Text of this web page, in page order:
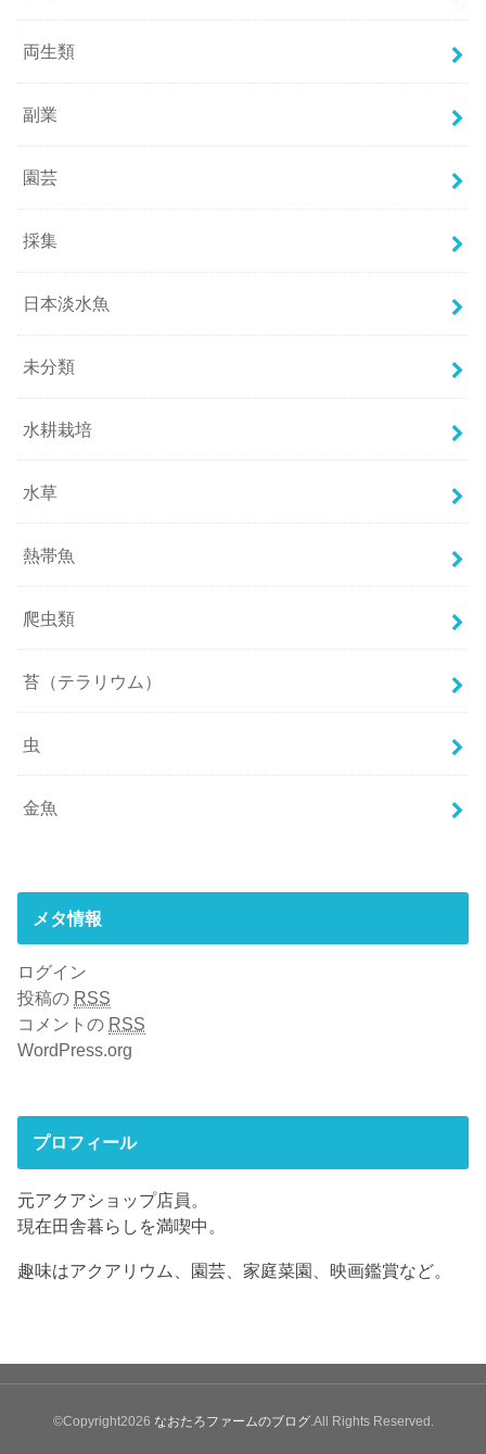
両生類
副業
園芸
採集
日本淡水魚
未分類
水耕栽培
水草
熱帯魚
爬虫類
苔（テラリウム）
虫
金魚
メタ情報
ログイン
投稿の RSS
コメントの RSS
WordPress.org
プロフィール
元アクアショップ店員。
現在田舎暮らしを満喫中。
趣味はアクアリウム、園芸、家庭菜園、映画鑑賞など。
©Copyright2026 なおたろファームのブログ.All Rights Reserved.